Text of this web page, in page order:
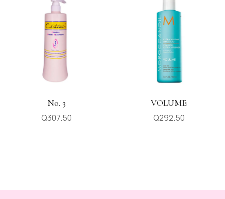
No. 3
Q307.50
VOLUME
Q292.50